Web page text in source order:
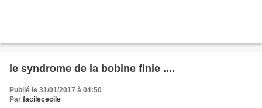
le syndrome de la bobine finie ....
Publié le 31/01/2017 à 04:50
Par facilececile